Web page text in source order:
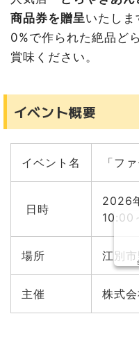
商品券を贈呈いたし
0%で作られた絶品ど
賞味ください。
イベント概要
イベント名 「フ
日時
2026
10:00
場所 江別
主催 株式